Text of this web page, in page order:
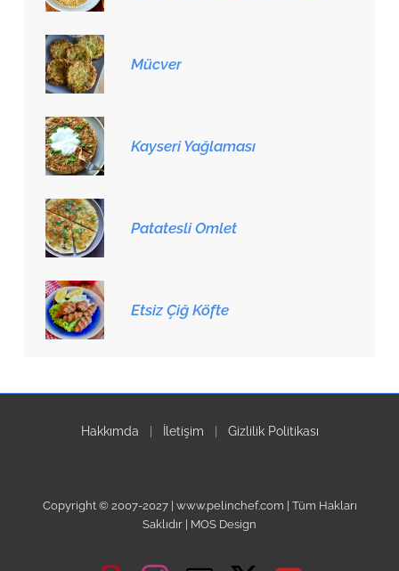
Mücver
Kayseri Yağlaması
Patatesli Omlet
Etsiz Çiğ Köfte
Hakkımda İletişim Gizlilik Politikası
Copyright © 2007-2027 | www.pelinchef.com | Tüm Hakları
Saklıdır | MOS Design